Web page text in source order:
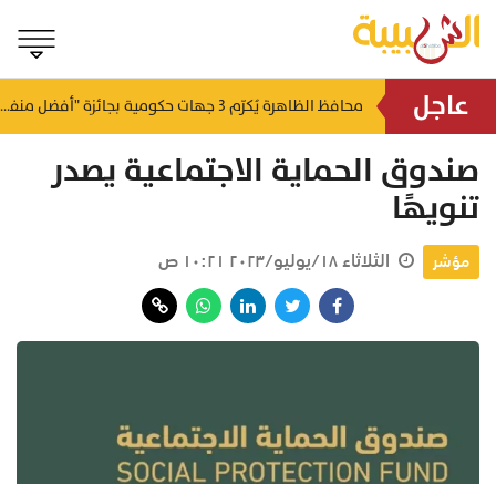
عاجل
منذ ١٣ ساعة منذ ١٤ ساعة محافظ الظاهرة يُكرّم 3 جهات حكومية بجائزة "أفضل منفذ تقديم خدمة" لعام 2025
صندوق الحماية الاجتماعية يصدر
تنويهًا
مؤشر الثلاثاء ١٨/يوليو/٢٠٢٣ ١٠:٢١ ص